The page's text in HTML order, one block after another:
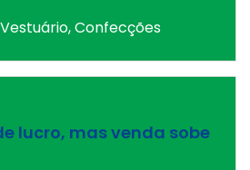
Confecções
lucro, mas venda sobe